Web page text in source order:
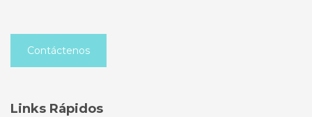
Contáctenos
Links Rápidos